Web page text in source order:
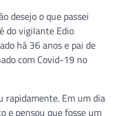
desejo o que passei
do vigilante Edio
há 36 anos e pai de
com Covid-19 no
rapidamente. Em um dia
e pensou que fosse um